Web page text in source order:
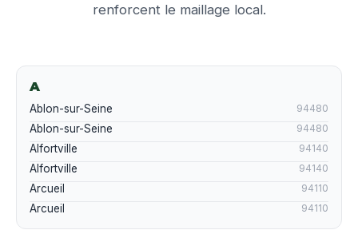
renforcent le maillage local.
A
Ablon-sur-Seine 94480
Ablon-sur-Seine 94480
Alfortville 94140
Alfortville 94140
Arcueil 94110
Arcueil 94110